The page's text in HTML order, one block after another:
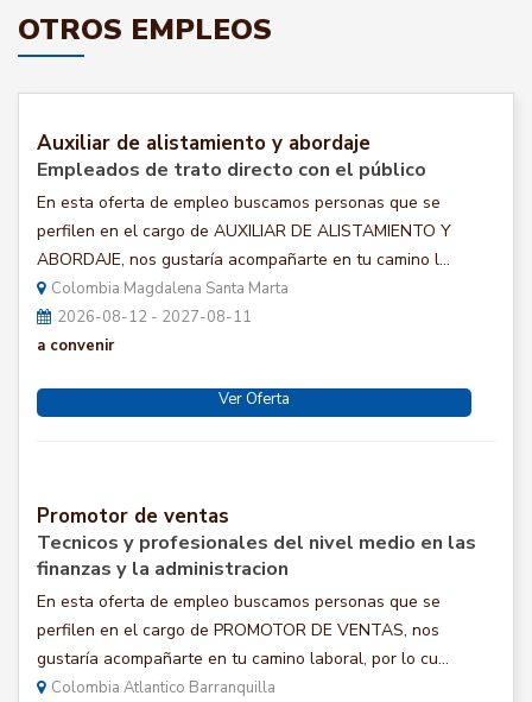
OTROS EMPLEOS
Auxiliar de alistamiento y abordaje
Empleados de trato directo con el público
En esta oferta de empleo buscamos personas que se
perfilen en el cargo de AUXILIAR DE ALISTAMIENTO Y
ABORDAJE, nos gustaría acompañarte en tu camino l...
Colombia Magdalena Santa Marta
2026-08-12 - 2027-08-11
a convenir
Ver Oferta
Promotor de ventas
Tecnicos y profesionales del nivel medio en las
finanzas y la administracion
En esta oferta de empleo buscamos personas que se
perfilen en el cargo de PROMOTOR DE VENTAS, nos
gustaría acompañarte en tu camino laboral, por lo cu...
Colombia Atlantico Barranquilla